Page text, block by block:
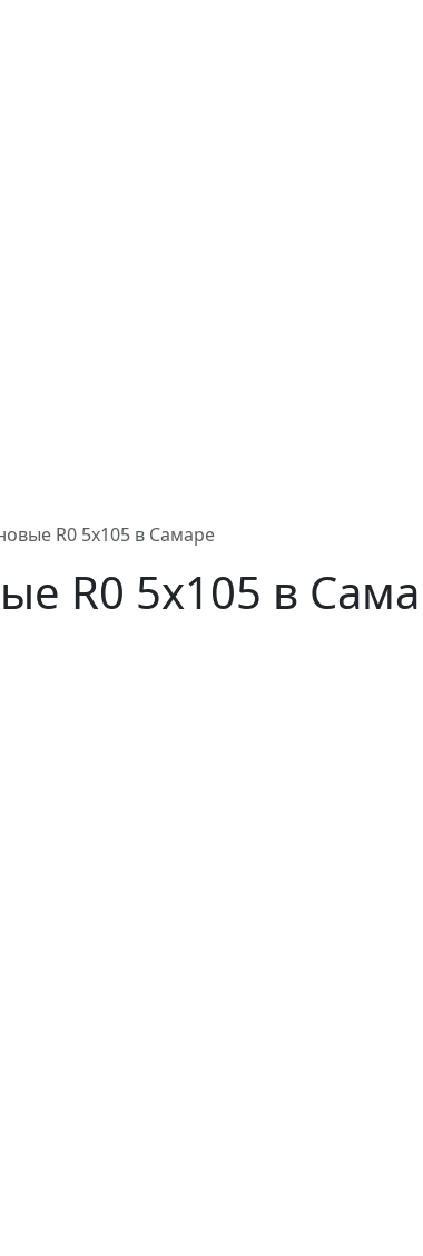
R0 5x105 в Самаре
R0 5x105 в